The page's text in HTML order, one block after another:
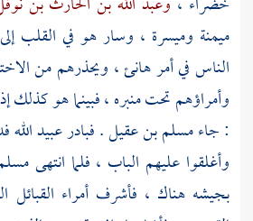
ميمنة وميسرة ، وسار هو في القلب إلى
الناس في أمرهانئ، ويحذرهم من
وأمراؤهم تحت منبره ، فبينما هو كذلك
: جاءمسلم بن عقيل. فبادرعبيد الله
وأغلقوا عليهم الباب ، فلما انتهى
بجيشه هناك ، فأشرف أمراء القبائل